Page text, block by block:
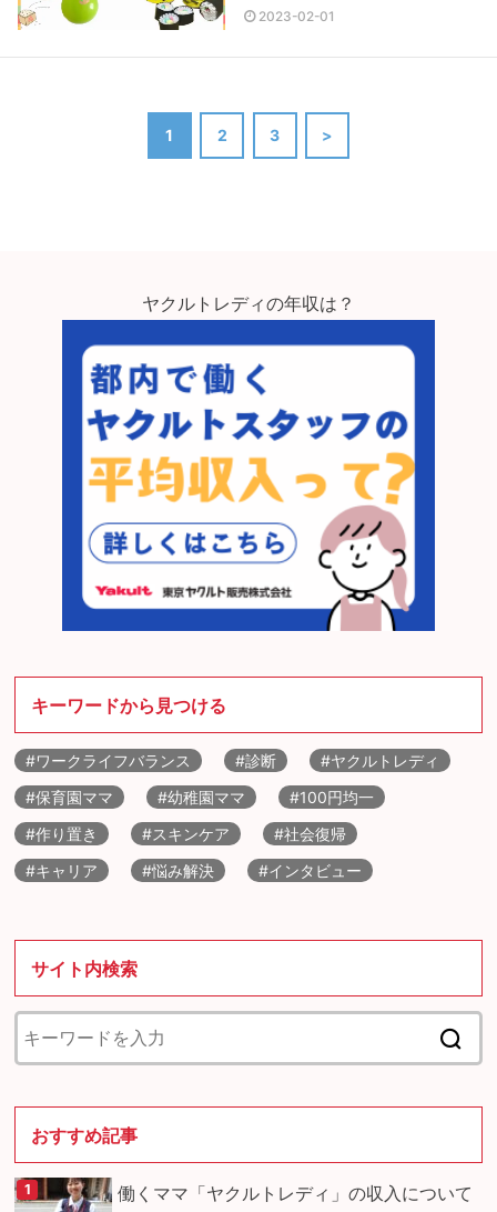
2023-02-01
1 2 3 >
ヤクルトレディの年収は？
キーワードから見つける
#ワークライフバランス #診断
#ヤクルトレディ
#保育園ママ
#幼稚園ママ
#100円均一
#作り置き
#スキンケア
#社会復帰
#キャリア
#悩み解決 #インタビュー
サイト内検索
おすすめ記事
働くママ「ヤクルトレディ」の収入について